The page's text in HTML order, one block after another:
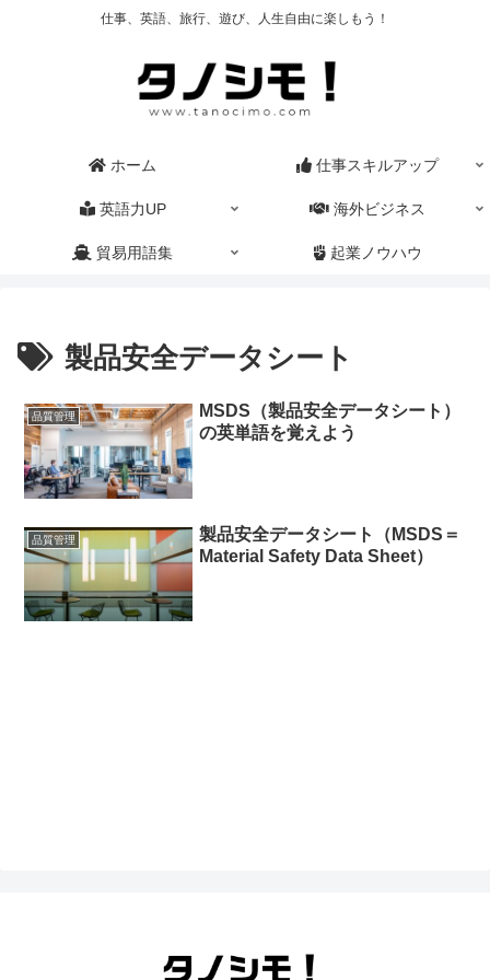
仕事、英語、旅行、遊び、人生自由に楽しもう！
ホーム 仕事スキルアップ
英語力UP 海外ビジネス
貿易用語集 起業ノウハウ
製品安全データシート
品質管理
MSDS（製品安全データシート）
の英単語を覚えよう
品質管理
製品安全データシート（MSDS＝
Material Safety Data Sheet）